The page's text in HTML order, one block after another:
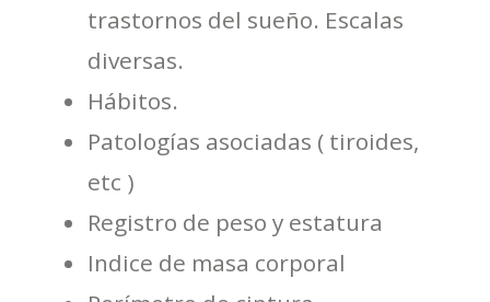
trastornos del sueño. Escalas
diversas.
Hábitos.
Patologías asociadas ( tiroides,
etc )
Registro de peso y estatura
Indice de masa corporal